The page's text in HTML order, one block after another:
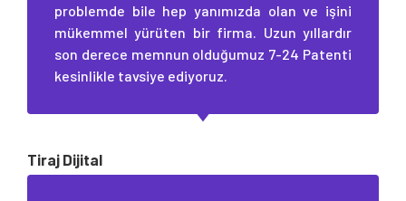
problemde bile hep yanımızda olan ve işini
mükemmel yürüten bir firma. Uzun yıllardır
son derece memnun olduğumuz 7-24 Patenti
kesinlikle tavsiye ediyoruz.
Tiraj Dijital